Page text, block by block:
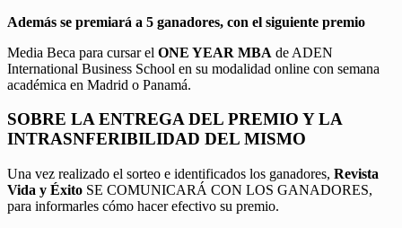
Además se premiará a 5 ganadores, con el siguiente premio
Media Beca para cursar el ONE YEAR MBA de ADEN
International Business School en su modalidad online con semana
académica en Madrid o Panamá.
SOBRE LA ENTREGA DEL PREMIO Y LA
INTRASNFERIBILIDAD DEL MISMO
Una vez realizado el sorteo e identificados los ganadores, Revista
Vida y Éxito SE COMUNICARÁ CON LOS GANADORES,
para informarles cómo hacer efectivo su premio.